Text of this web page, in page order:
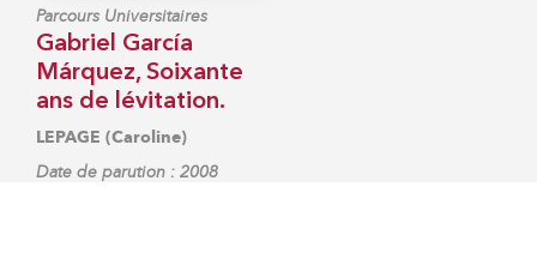
Parcours Universitaires
Gabriel García
Márquez, Soixante
ans de lévitation.
LEPAGE (Caroline)
Date de parution : 2008